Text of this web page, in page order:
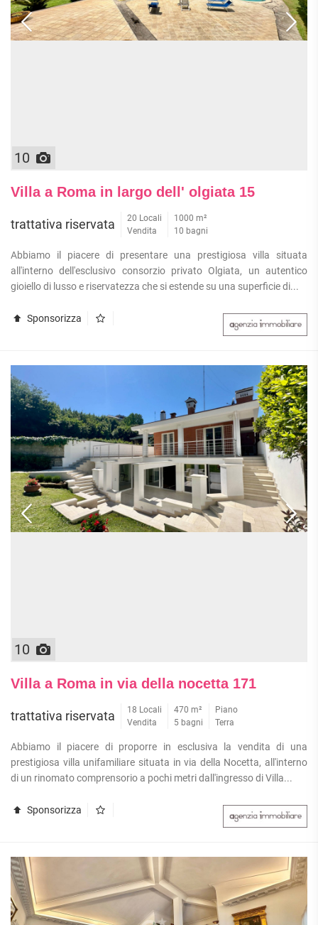
10
Villa a Roma in largo dell' olgiata 15
trattativa riservata
20 Locali
Vendita
1000 m²
10 bagni
Abbiamo il piacere di presentare una prestigiosa villa situata
all'interno dell'esclusivo consorzio privato Olgiata, un autentico
gioiello di lusso e riservatezza che si estende su una superficie di...
Sponsorizza
10
Villa a Roma in via della nocetta 171
trattativa riservata
18 Locali
Vendita
470 m²
5 bagni
Piano
Terra
Abbiamo il piacere di proporre in esclusiva la vendita di una
prestigiosa villa unifamiliare situata in via della Nocetta, all'interno
di un rinomato comprensorio a pochi metri dall'ingresso di Villa...
Sponsorizza